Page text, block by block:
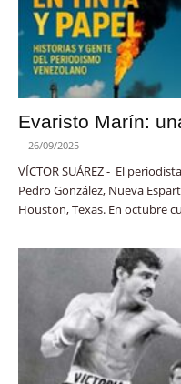
Evaristo Marín:
- 26/09/2025
VÍCTOR SUÁREZ - El
Pedro González, Nueva
Houston, Texas. En octubre